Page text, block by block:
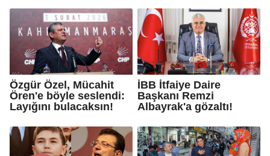
Özgür Özel, Mücahit
Ören'e böyle seslendi:
Layığını bulacaksın!
İBB İtfaiye Daire
Başkanı Remzi
Albayrak'a gözaltı!